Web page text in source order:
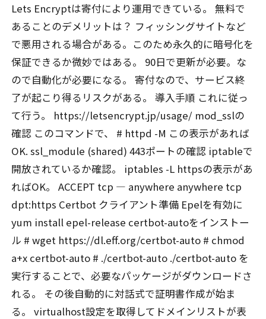
Lets Encryptは寄付により運用できている。 無料で
あることのデメリットは？ フィッシングサイトなど
で悪用される場合がある。このため永久的に暗号化を
保証できるか微妙ではある。 90日で更新が必要。な
ので自動化が必要になる。 寄付なので、サービス終
了が起こり得るリスクがある。 導入手順 これに従っ
て行う。 https://letsencrypt.jp/usage/ mod_sslの
確認 このコマンドで、 # httpd -M この表示があれば
OK. ssl_module (shared) 443ポートの確認 iptableで
開放されているか確認。 iptables -L httpsの表示があ
ればOK。 ACCEPT tcp — anywhere anywhere tcp
dpt:https Certbot クライアント準備 Epelを有効に
yum install epel-release certbot-autoをインストー
ル # wget https://dl.eff.org/certbot-auto # chmod
a+x certbot-auto # ./certbot-auto ./certbot-auto を
実行することで、必要なパッケージがダウンロードさ
れる。 その後自動的に対話式で証明書作成が始ま
る。 virtualhost設定を取得してドメインリストが表